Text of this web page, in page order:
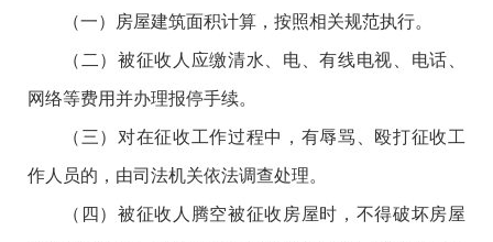
（一）房屋建筑面积计算，按照相关规范执行。
（二）被征收人应缴清水、电、有线电视、电话、
网络等费用并办理报停手续。
（三）对在征收工作过程中，有辱骂、殴打征收工
作人员的，由司法机关依法调查处理。
（四）被征收人腾空被征收房屋时，不得破坏房屋